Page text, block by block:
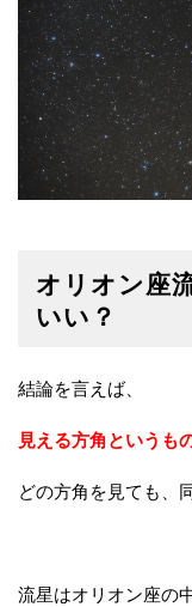
オリオン座
いい？
結論を言えば、
見える方角というも
どの方角を見ても、
流星はオリオン座の